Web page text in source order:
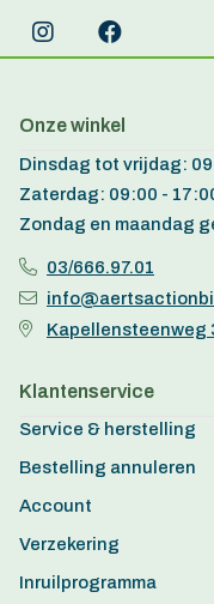
Onze winkel
Dinsdag tot vrijdag:
Zaterdag: 09:00 -
Zondag en maandag
03/666.97.01
Kapellensteenweg
Klantenservice
Service & herstelling
Bestelling annuleren
Account
Verzekering
Inruilprogramma